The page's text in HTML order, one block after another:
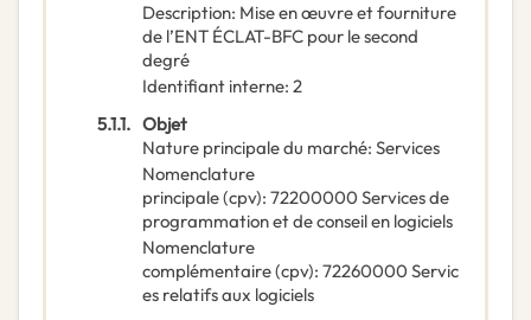
Description: Mise en œuvre et fourniture
de l’ENT ÉCLAT-BFC pour le second
degré
Identifiant interne: 2
5.1.1. Objet
Nature principale du marché: Services
Nomenclature
principale(cpv): 72200000 Services de
programmation et de conseil en logiciels
Nomenclature
complémentaire(cpv): 72260000 Servic
es relatifs aux logiciels